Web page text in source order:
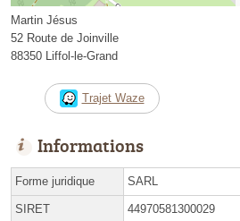
Martin Jésus
52 Route de Joinville
88350 Liffol-le-Grand
Trajet Waze
Informations
Forme juridique SARL
SIRET 44970581300029